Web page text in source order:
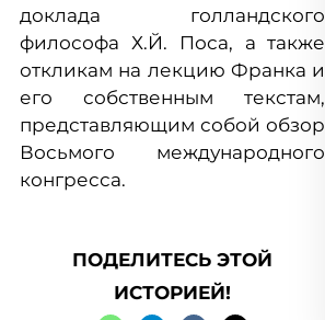
доклада голландского
философа Х.Й. Поса, а также
откликам на лекцию Франка и
его собственным текстам,
представляющим собой обзор
Восьмого международного
конгресса.
ПОДЕЛИТЕСЬ ЭТОЙ
ИСТОРИЕЙ!